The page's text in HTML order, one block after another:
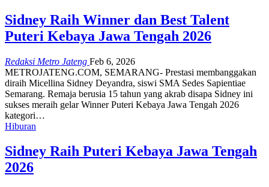
Sidney Raih Winner dan Best Talent
Puteri Kebaya Jawa Tengah 2026
Redaksi Metro Jateng Feb 6, 2026
METROJATENG.COM, SEMARANG- Prestasi membanggakan
diraih Micellina Sidney Deyandra, siswi SMA Sedes Sapientiae
Semarang. Remaja berusia 15 tahun yang akrab disapa Sidney ini
sukses meraih gelar Winner Puteri Kebaya Jawa Tengah 2026
kategori…
Hiburan
Sidney Raih Puteri Kebaya Jawa Tengah
2026